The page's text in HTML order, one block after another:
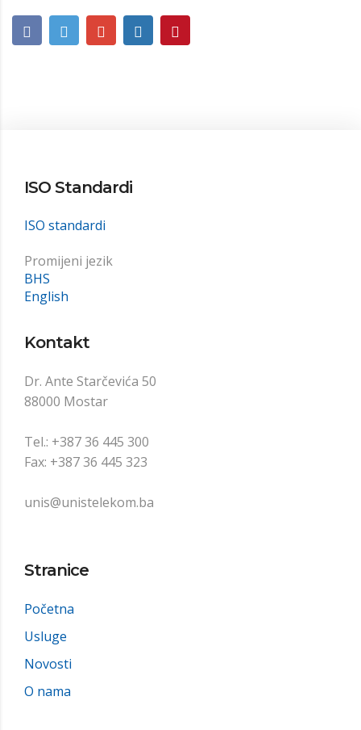
ISO Standardi
ISO standardi
Promijeni jezik
BHS
English
Kontakt
Dr. Ante Starčevića 50
88000 Mostar
Tel.: +387 36 445 300
Fax: +387 36 445 323
unis@unistelekom.ba
Stranice
Početna
Usluge
Novosti
O nama